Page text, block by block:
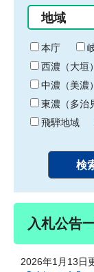
始
り
間
終
わ
り
地域
本庁
西濃（大垣
中濃（美濃
東濃（多治
飛騨地域
入札公告
2026年1月13日